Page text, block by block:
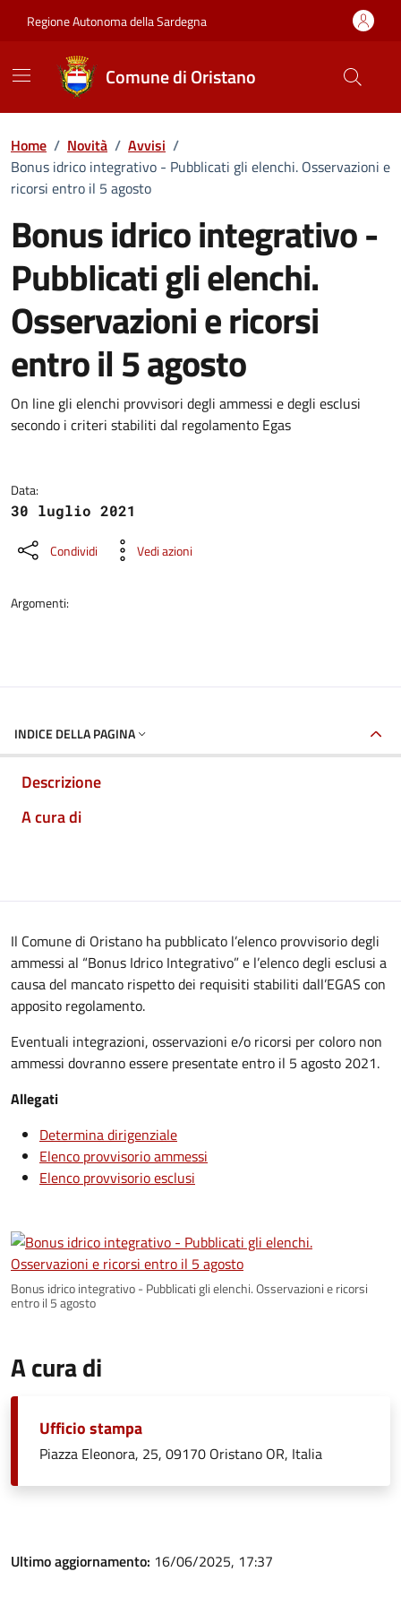
Regione Autonoma della Sardegna
Comune di Oristano
Home / Novità / Avvisi /
Bonus idrico integrativo - Pubblicati gli elenchi. Osservazioni e
ricorsi entro il 5 agosto
Bonus idrico integrativo -
Pubblicati gli elenchi.
Osservazioni e ricorsi
entro il 5 agosto
Dettagli della notizia
On line gli elenchi provvisori degli ammessi e degli esclusi
secondo i criteri stabiliti dal regolamento Egas
Data:
30 luglio 2021
Condividi Vedi azioni
Argomenti:
INDICE DELLA PAGINA
Descrizione
A cura di
Il Comune di Oristano ha pubblicato l’elenco provvisorio degli
ammessi al “Bonus Idrico Integrativo” e l’elenco degli esclusi a
causa del mancato rispetto dei requisiti stabiliti dall’EGAS con
apposito regolamento.
Eventuali integrazioni, osservazioni e/o ricorsi per coloro non
ammessi dovranno essere presentate entro il 5 agosto 2021.
Allegati
Determina dirigenziale
Elenco provvisorio ammessi
Elenco provvisorio esclusi
Bonus idrico integrativo - Pubblicati gli elenchi. Osservazioni e ricorsi
entro il 5 agosto
A cura di
Ufficio stampa
Piazza Eleonora, 25, 09170 Oristano OR, Italia
Ultimo aggiornamento: 16/06/2025, 17:37